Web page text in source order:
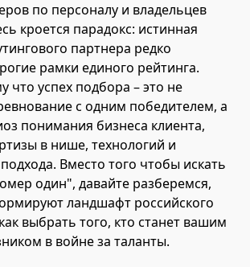
по персоналу и владельцев
кроется парадокс: истинная
партнера редко
рамки единого рейтинга.
что успех подбора – это не
с одним победителем, а
понимания бизнеса клиента,
в нише, технологий и
Вместо того чтобы искать
один", давайте разберемся,
ландшафт российского
выбрать того, кто станет вашим
в войне за таланты.